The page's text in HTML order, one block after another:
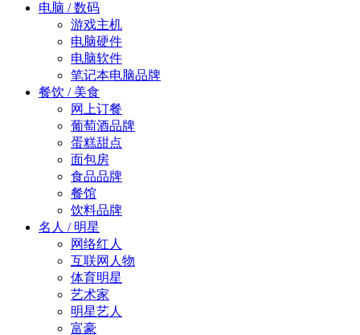
电脑 / 数码
游戏主机
电脑硬件
电脑软件
笔记本电脑品牌
餐饮 / 美食
网上订餐
葡萄酒品牌
蛋糕甜点
面包房
食品品牌
餐馆
饮料品牌
名人 / 明星
网络红人
互联网人物
体育明星
艺术家
明星艺人
富豪